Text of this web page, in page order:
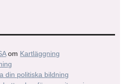
om Kartläggning
din politiska bildning